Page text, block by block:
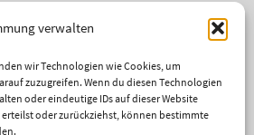
verwalten
wir Technologien wie Cookies, um
zuzugreifen. Wenn du diesen Technologien
oder eindeutige IDs auf dieser Website
oder zurückziehst, können bestimmte